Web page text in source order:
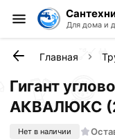
Для дома и
Главная
Гигант
АКВАЛЮКС
Нет в наличии